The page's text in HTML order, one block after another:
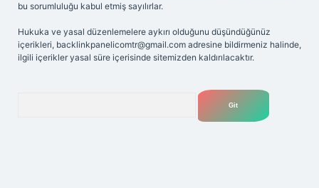
bu sorumluluğu kabul etmiş sayılırlar.
Hukuka ve yasal düzenlemelere aykırı olduğunu düşündüğünüz
içerikleri, backlinkpanelicomtr@gmail.com adresine bildirmeniz halinde,
ilgili içerikler yasal süre içerisinde sitemizden kaldırılacaktır.